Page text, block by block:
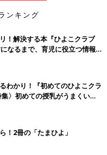
ンキング
！解決する本『ひよこクラブ
なるまで、育児に役立つ情報が
わかり！『初めてのひよこクラ
〉初めての授乳がうまくい
の基本と夏のトラブル 解決テ
！2冊の「たまひよ」